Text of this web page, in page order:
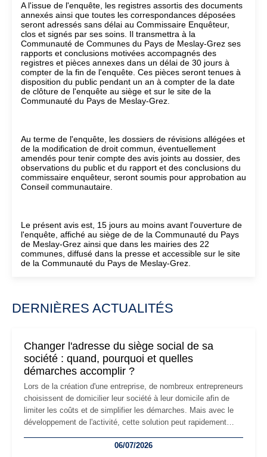
A l'issue de l'enquête, les registres assortis des documents
annexés ainsi que toutes les correspondances déposées
seront adressés sans délai au Commissaire Enquêteur,
clos et signés par ses soins. Il transmettra à la
Communauté de Communes du Pays de Meslay-Grez ses
rapports et conclusions motivées accompagnés des
registres et pièces annexes dans un délai de 30 jours à
compter de la fin de l'enquête. Ces pièces seront tenues à
disposition du public pendant un an à compter de la date
de clôture de l'enquête au siège et sur le site de la
Communauté du Pays de Meslay-Grez.
Au terme de l'enquête, les dossiers de révisions allégées et
de la modification de droit commun, éventuellement
amendés pour tenir compte des avis joints au dossier, des
observations du public et du rapport et des conclusions du
commissaire enquêteur, seront soumis pour approbation au
Conseil communautaire.
Le présent avis est, 15 jours au moins avant l'ouverture de
l'enquête, affiché au siège de de la Communauté du Pays
de Meslay-Grez ainsi que dans les mairies des 22
communes, diffusé dans la presse et accessible sur le site
de la Communauté du Pays de Meslay-Grez.
DERNIÈRES ACTUALITÉS
Changer l'adresse du siège social de sa
société : quand, pourquoi et quelles
démarches accomplir ?
Lors de la création d'une entreprise, de nombreux entrepreneurs
choisissent de domicilier leur société à leur domicile afin de
limiter les coûts et de simplifier les démarches. Mais avec le
développement de l'activité, cette solution peut rapidement
professionnels, recrutement, image de marque… Le
06/07/2026